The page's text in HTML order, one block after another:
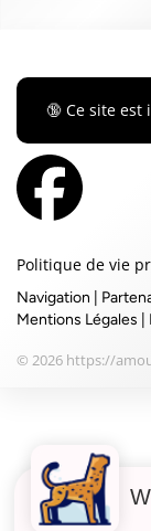
🔞 Ce site est
Politique de vie
Navigation
Mentions Légales
© 2026 https://